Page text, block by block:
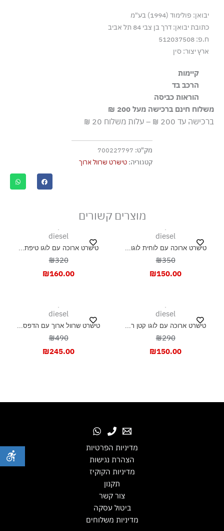
בז'/כחול
יבואן: פולימוד (1994) בע"מ
כתובת יבואן: דרך בן צבי 84 תל אביב
ח.פ: 512037508
ארץ יצור: סין
קיימות
חקלאיות התומכות במגוון ביולוגי ובמערכות אקולוגיות בריאות
הרכב בד
100% כותנה, ריב 94% כותנה 6% אלסטן
הוראות כביסה
כביסה עדינה במכונה עד-30°C
ללא חומרי הלבנה, ללא השריה
גיהוץ בחום נמוך
אסור לנקות בניקוי יבש
משלוח חינם ברכישה מעל 200 ₪
ברכישה עד 200 ₪ – עלות משלוח 20 ₪
מק"ט: 700227797
קטגוריה: טישרט שרוול ארוך
מוצרים קשורים
diesel
טישרט ארוכה עם לוחית לוגו...
₪350
₪150.00
diesel
טישרט ארוכה עם לוגו טיפת...
₪320
₪160.00
diesel
טישרט ארוכה עם לוגו קטן ר...
₪290
₪150.00
diesel
טישרט שרוול ארוך עם הדפס...
₪490
₪245.00
מדיניות הפרטיות
הצהרת נגישות
מדיניות הקוקיז
תקנון
צור קשר
ביטול עסקה
מדיניות משלוחים